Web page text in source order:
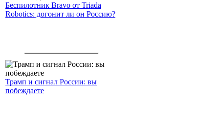
Беспилотник Bravo от Triada
Robotics: догонит ли он Россию?
Трамп и сигнал России: вы
побеждаете